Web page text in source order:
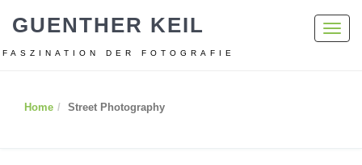
GUENTHER KEIL
FASZINATION DER FOTOGRAFIE
Home Street Photography